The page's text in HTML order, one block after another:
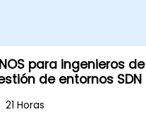
para ingenieros
de entornos SDN
21 Horas